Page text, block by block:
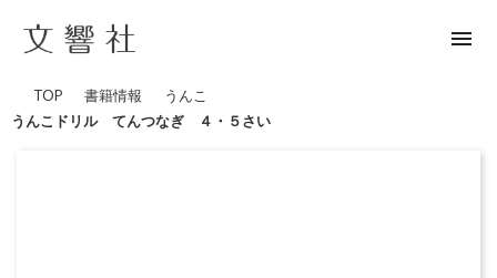
menu
TOP 書籍情報
うんこ
うんこドリル てんつなぎ ４・５さい